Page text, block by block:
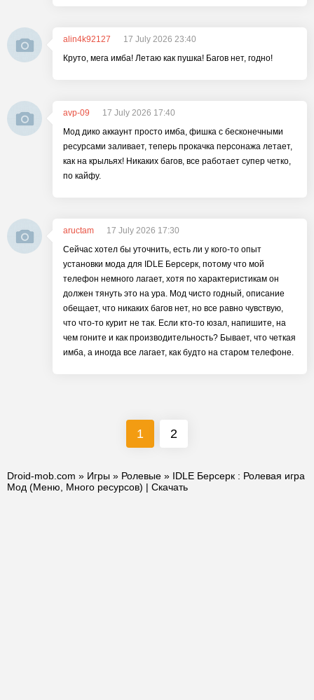
alin4k92127
17 July 2026 23:40
Круто, мега имба! Летаю как пушка! Багов нет, годно!
avp-09
17 July 2026 17:40
Мод дико аккаунт просто имба, фишка с бесконечными
ресурсами заливает, теперь прокачка персонажа летает,
как на крыльях! Никаких багов, все работает супер четко,
по кайфу.
aructam
17 July 2026 17:30
Сейчас хотел бы уточнить, есть ли у кого-то опыт
установки мода для IDLE Берсерк, потому что мой
телефон немного лагает, хотя по характеристикам он
должен тянуть это на ура. Мод чисто годный, описание
обещает, что никаких багов нет, но все равно чувствую,
что что-то курит не так. Если кто-то юзал, напишите, на
чем гоните и как производительность? Бывает, что четкая
имба, а иногда все лагает, как будто на старом телефоне.
1 2
Droid-mob.com » Игры » Ролевые » IDLE Берсерк : Ролевая игра
Мод (Меню, Много ресурсов) | Скачать